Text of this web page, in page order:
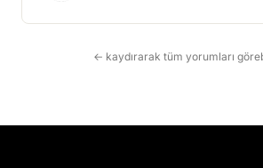
← kaydırarak tüm yorumları